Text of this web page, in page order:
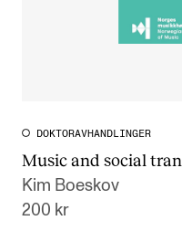
DOKTORAVHANDLINGER
Music and social
Kim Boeskov
200 kr